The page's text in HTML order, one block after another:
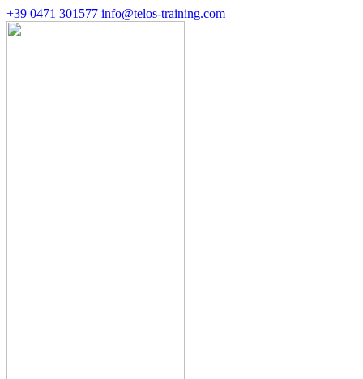
+39 0471 301577 info@telos-training.com